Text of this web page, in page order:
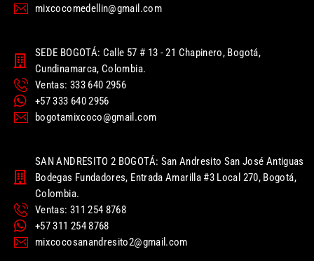
mixcocomedellin@gmail.com
SEDE BOGOTÁ: Calle 57 # 13 - 21 Chapinero, Bogotá,
Cundinamarca, Colombia.
Ventas: 333 640 2956
+57 333 640 2956
bogotamixcoco@gmail.com
SAN ANDRESITO 2 BOGOTÁ: San Andresito San José Antiguas
Bodegas Fundadores, Entrada Amarilla #3 Local 270, Bogotá,
Colombia.
Ventas: 311 254 8768
+57 311 254 8768
mixcocosanandresito2@gmail.com